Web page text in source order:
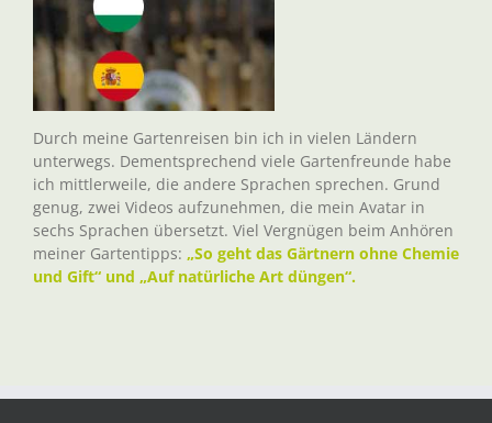
Durch meine Gartenreisen bin ich in vielen Ländern
unterwegs. Dementsprechend viele Gartenfreunde habe
ich mittlerweile, die andere Sprachen sprechen. Grund
genug, zwei Videos aufzunehmen, die mein Avatar in
sechs Sprachen übersetzt. Viel Vergnügen beim Anhören
meiner Gartentipps: „So geht das Gärtnern ohne Chemie
und Gift“ und „Auf natürliche Art düngen“.